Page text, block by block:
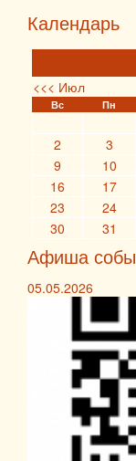
Календарь
<<< Июл
Вс Пн
2
3
9
10
16
17
23
24
30
31
Афиша
05.05.2026